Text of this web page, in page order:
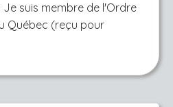
suis membre de l'Ordre
Québec (reçu pour